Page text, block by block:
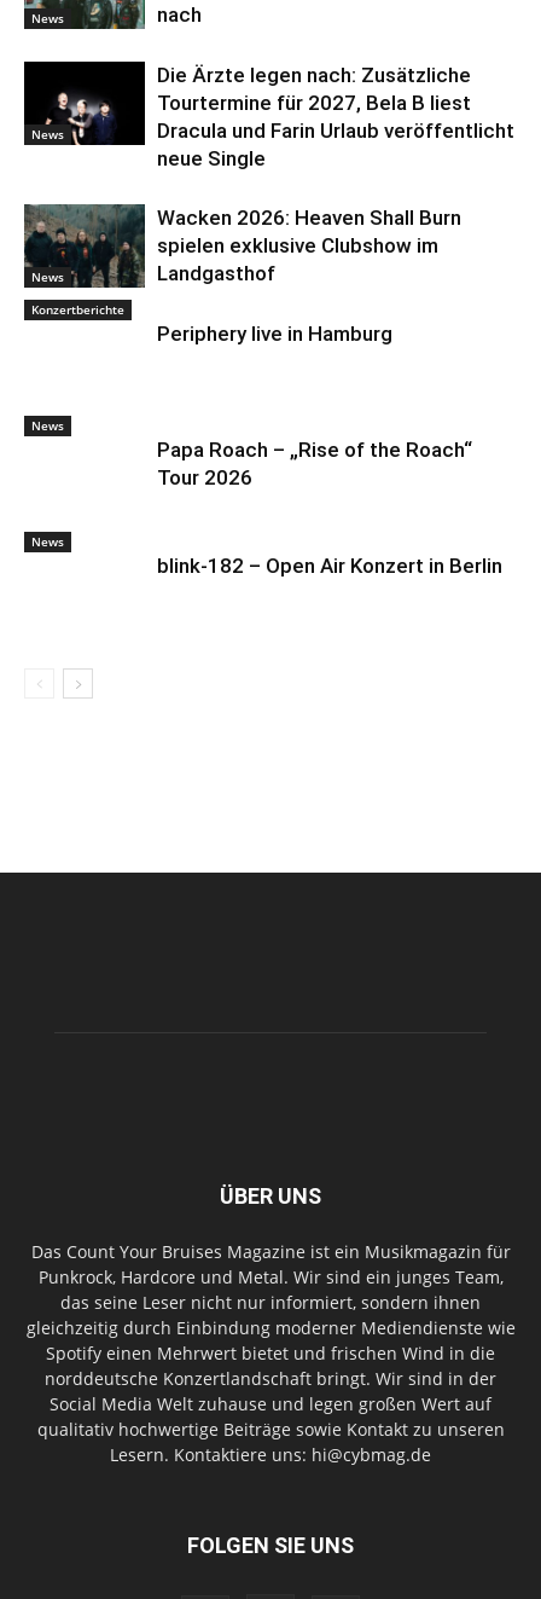
News
nach
News
Die Ärzte legen nach: Zusätzliche
Tourtermine für 2027, Bela B liest
Dracula und Farin Urlaub veröffentlicht
neue Single
News
Wacken 2026: Heaven Shall Burn
spielen exklusive Clubshow im
Landgasthof
Konzertberichte
Periphery live in Hamburg
News
Papa Roach – „Rise of the Roach“
Tour 2026
News
blink-182 – Open Air Konzert in Berlin
ÜBER UNS
Das Count Your Bruises Magazine ist ein Musikmagazin für
Punkrock, Hardcore und Metal. Wir sind ein junges Team,
das seine Leser nicht nur informiert, sondern ihnen
gleichzeitig durch Einbindung moderner Mediendienste wie
Spotify einen Mehrwert bietet und frischen Wind in die
norddeutsche Konzertlandschaft bringt. Wir sind in der
Social Media Welt zuhause und legen großen Wert auf
qualitativ hochwertige Beiträge sowie Kontakt zu unseren
Lesern. Kontaktiere uns: hi@cybmag.de
FOLGEN SIE UNS